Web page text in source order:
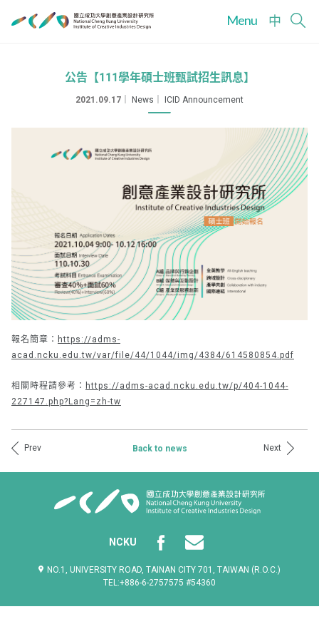
Menu 中
公告【111學年碩士班甄試招生訊息】
2021.09.17 News ICID Announcement
報名簡章： https://adms-
acad.ncku.edu.tw/var/file/44/1044/img/4384/614580854.pdf
相關時程請參考： https://adms-acad.ncku.edu.tw/p/404-1044-
227147.php?Lang=zh-tw
Prev Back to news Next
NCKU
NO.1, UNIVERSITY ROAD, TAINAN CITY 701, TAIWAN (R.O.C.)
TEL:+886-6-2757575 #54360